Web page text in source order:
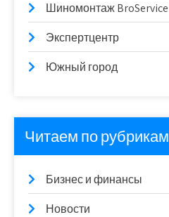
Шиномонтаж BroService
Экспертцентр
Южный город
Читаем по рубрикам
Бизнес и финансы
Новости